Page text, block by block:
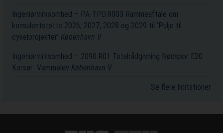
Ingeniørvirksomhed – PA-TPD.R003 Rammeaftale om
konsulentstøtte 2026, 2027, 2028 og 2029 til ’Pulje til
cykelprojekter’ København V
Ingeniørvirksomhed – 2090.R01 Totalrådgivning Nødspor E20
Korsør ­ Vemmelev København V
Se flere licitationer